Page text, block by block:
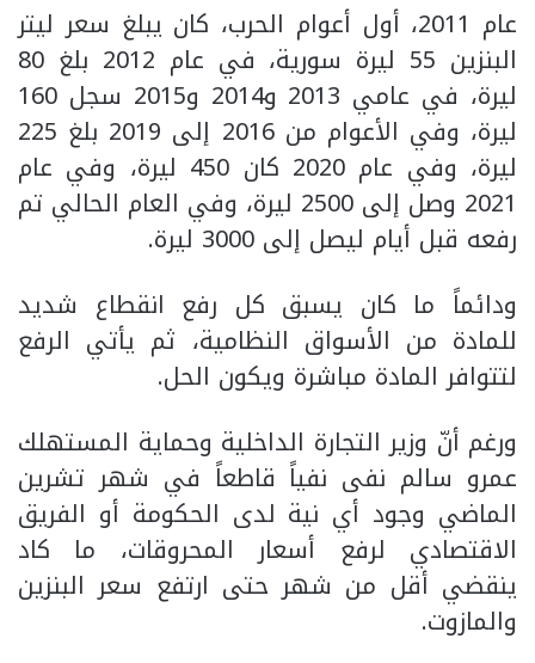
عام 2011، أول أعوام الحرب، كان يبلغ سعر ليتر
البنزين 55 ليرة سورية، في عام 2012 بلغ 80
ليرة، في عامي 2013 و2014 و2015 سجل 160
ليرة، وفي الأعوام من 2016 إلى 2019 بلغ 225
ليرة، وفي عام 2020 كان 450 ليرة، وفي عام
2021 وصل إلى 2500 ليرة، وفي العام الحالي تم
رفعه قبل أيام ليصل إلى 3000 ليرة.
ودائماً ما كان يسبق كل رفع انقطاع شديد
للمادة من الأسواق النظامية، ثم يأتي الرفع
لتتوافر المادة مباشرة ويكون الحل.
ورغم أنّ وزير التجارة الداخلية وحماية المستهلك
عمرو سالم نفى نفياً قاطعاً في شهر تشرين
الماضي وجود أي نية لدى الحكومة أو الفريق
الاقتصادي لرفع أسعار المحروقات، ما كاد
ينقضي أقل من شهر حتى ارتفع سعر البنزين
والمازوت.